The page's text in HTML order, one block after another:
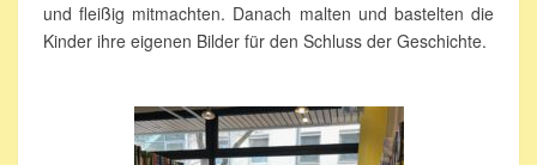
und fleißig mitmachten. Danach malten und bastelten die
Kinder ihre eigenen Bilder für den Schluss der Geschichte.